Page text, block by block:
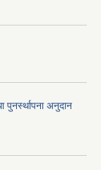
पुनर्स्थापना अनुदान